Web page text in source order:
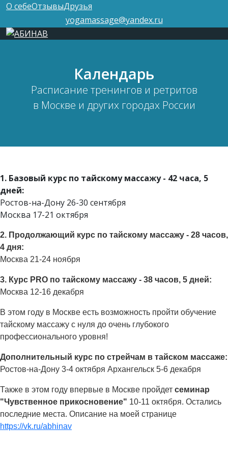
О себеОтзывыДрузья
yogamassage@yandex.ru
Календарь
Расписание тренингов и ретритов
в Москве и других городах России
1. Базовый курс по тайскому массажу - 42 часа, 5
дней:
Ростов-на-Дону 26-30 сентября
Москва 17-21 октября
2. Продолжающий курс по тайскому массажу - 28 часов,
4 дня:
Москва 21-24 ноября
3. Курс PRO по тайскому массажу - 38 часов, 5 дней:
Москва 12-16 декабря
В этом году в Москве есть возможность пройти обучение
тайскому массажу с нуля до очень глубокого
профессионального уровня!
Дополнительный курс по стрейчам в тайском массаже:
Ростов-на-Дону 3-4 октября Архангельск 5-6 декабря
Также в этом году впервые в Москве пройдет семинар
"Чувственное прикосновение" 10-11 октября. Остались
последние места. Описание на моей странице
https://vk.ru/abhinav